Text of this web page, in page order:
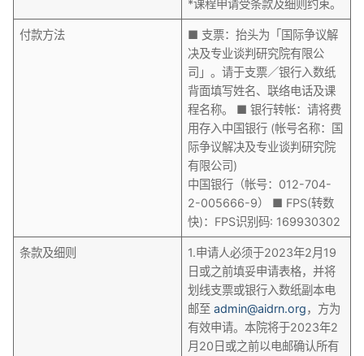
*课程申请受条款及细则约束。
付款方法
■ 支票：抬头为「国际争议解
决及专业谈判研究院有限公
司」。请于支票／银行入数纸
背面填写姓名、联络电话及课
程名称。 ■ 银行转帐：请将费
用存入中国银行 (帐号名称：国
际争议解决及专业谈判研究院
有限公司)
中国银行（帐号：012-704-
2-005666-9） ■ FPS(转数
快)：FPS识别码: 169930302
条款及细则
1.申请人必须于2023年2月19
日或之前填妥申请表格，并将
划线支票或银行入数纸副本电
邮至admin@aidrn.org，方为
有效申请。本院将于2023年2
月20日或之前以电邮确认所有